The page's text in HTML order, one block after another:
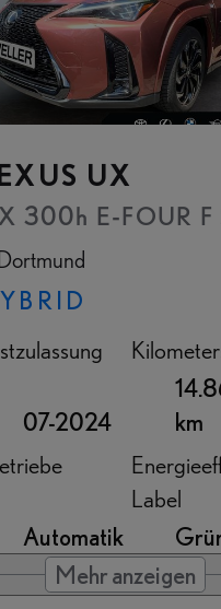
Paket
UX
Dortmund
07-2024
km
Automatik
Label
Mehr anzeigen